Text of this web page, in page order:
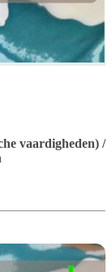
vaardigheden) /